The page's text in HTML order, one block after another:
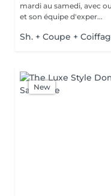
mardi au samedi, avec ou sans
et son équipe d'exper...
Sh. + Coupe +
New